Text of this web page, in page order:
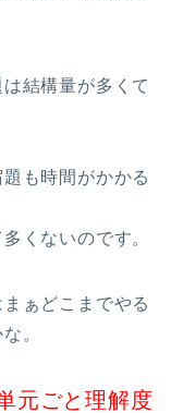
結構量が多くて
も時間がかかる
くないのです。
ぁどこまでやる
。
元ごと理解度